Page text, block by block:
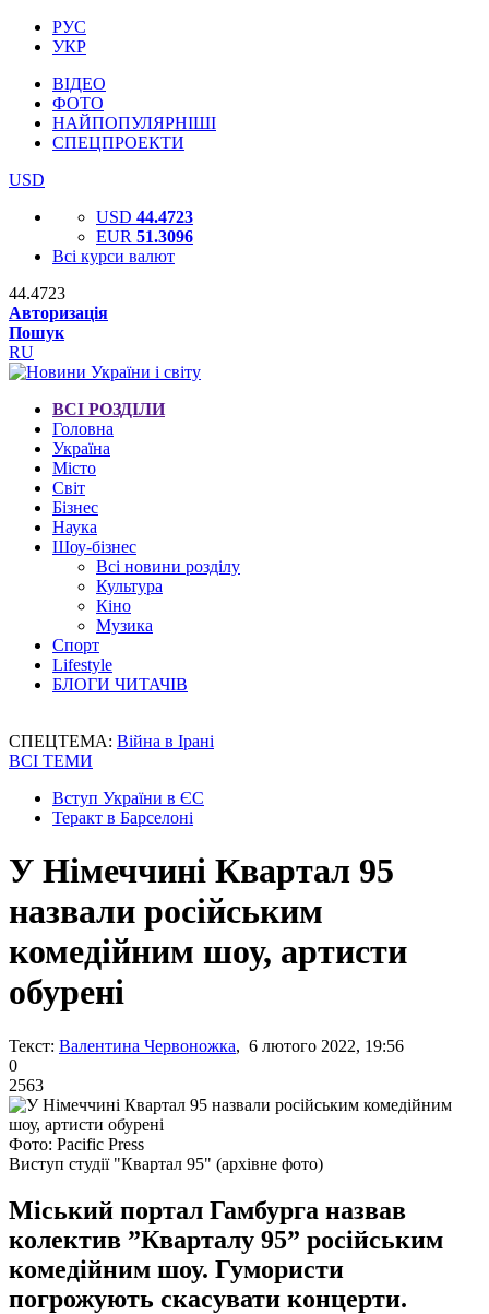
РУС
УКР
ВІДЕО
ФОТО
НАЙПОПУЛЯРНІШІ
СПЕЦПРОЕКТИ
USD
USD 44.4723
EUR 51.3096
Всі курси валют
44.4723
Авторизація
Пошук
RU
ВСІ РОЗДІЛИ
Головна
Україна
Місто
Світ
Бізнес
Наука
Шоу-бізнес
Всі новини розділу
Культура
Кіно
Музика
Спорт
Lifestyle
БЛОГИ ЧИТАЧІВ
СПЕЦТЕМА: Війна в Ірані
ВСІ ТЕМИ
Вступ України в ЄС
Теракт в Барселоні
У Німеччині Квартал 95
назвали російським
комедійним шоу, артисти
обурені
Текст: Валентина Червоножка, 6 лютого 2022, 19:56
0
2563
Фото: Pacific Press
Виступ студії "Квартал 95" (архівне фото)
Міський портал Гамбурга назвав
колектив ”Кварталу 95” російським
комедійним шоу. Гумористи
погрожують скасувати концерти.